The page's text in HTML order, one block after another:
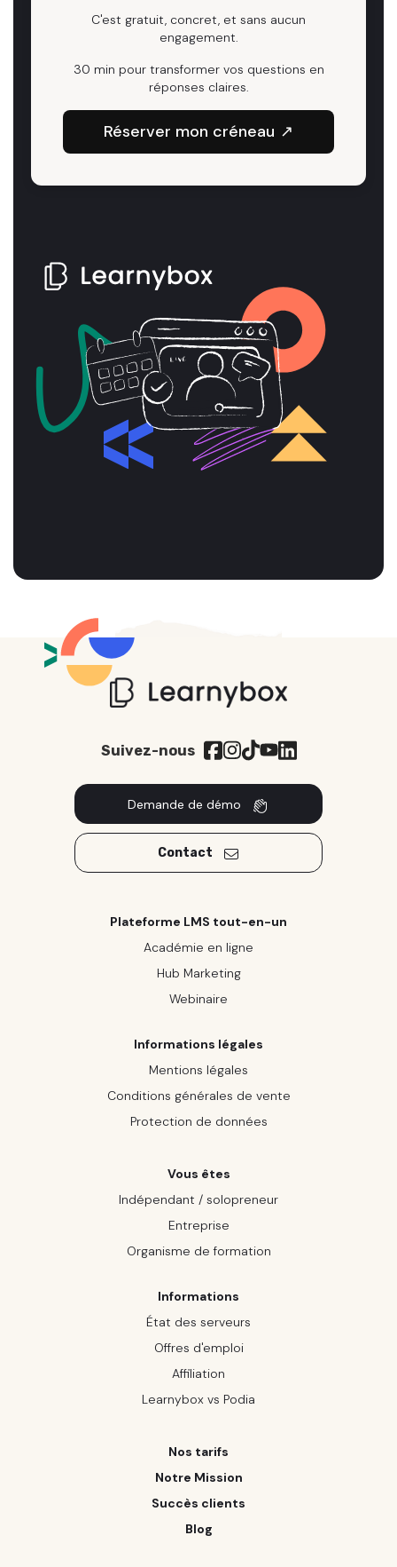
C'est gratuit, concret, et sans aucun
engagement.
30 min pour transformer vos questions en
réponses claires.
Réserver mon créneau ↗
Suivez-nous
Plateforme LMS tout-en-un
Académie en ligne
Hub Marketing
Webinaire
Informations légales
Mentions légales
Conditions générales de vente
Protection de données
Vous êtes
Indépendant / solopreneur
Entreprise
Organisme de formation
Informations
État des serveurs
Offres d'emploi
Affiliation
Learnybox vs Podia
Nos tarifs
Notre Mission
Succès clients
Blog
Demande de démo
Contact